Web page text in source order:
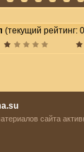
(текущий рейтинг:
сайта